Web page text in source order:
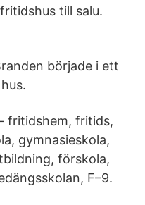
till salu.
började i ett
fritidshem, fritids,
gymnasieskola,
förskola,
F–9.